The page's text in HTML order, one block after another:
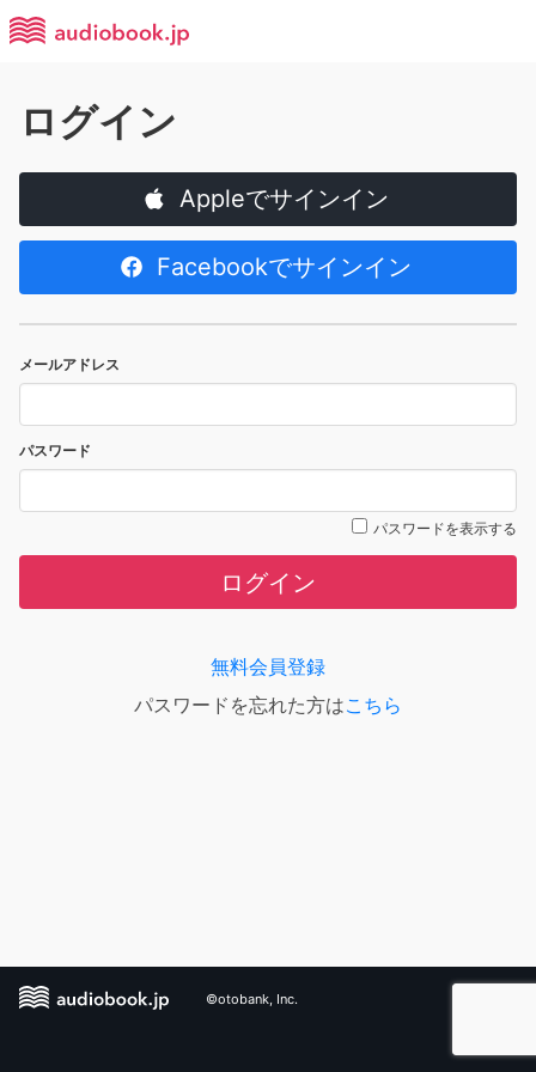
ログイン
Appleでサインイン
Facebookでサインイン
メールアドレス
パスワード
パスワードを表示する
ログイン
無料会員登録
パスワードを忘れた方はこちら
©otobank, Inc.